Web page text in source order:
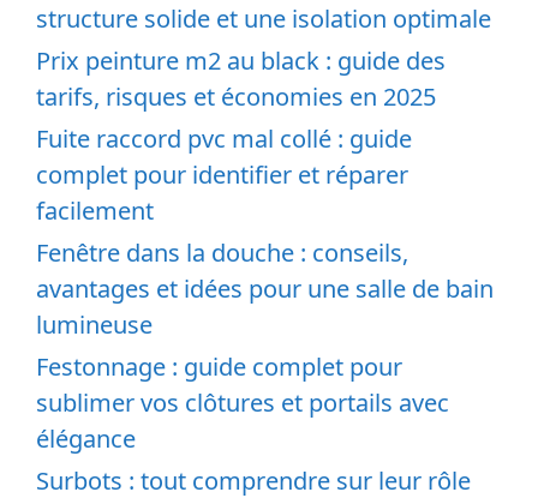
structure solide et une isolation optimale
Prix peinture m2 au black : guide des
tarifs, risques et économies en 2025
Fuite raccord pvc mal collé : guide
complet pour identifier et réparer
facilement
Fenêtre dans la douche : conseils,
avantages et idées pour une salle de bain
lumineuse
Festonnage : guide complet pour
sublimer vos clôtures et portails avec
élégance
Surbots : tout comprendre sur leur rôle